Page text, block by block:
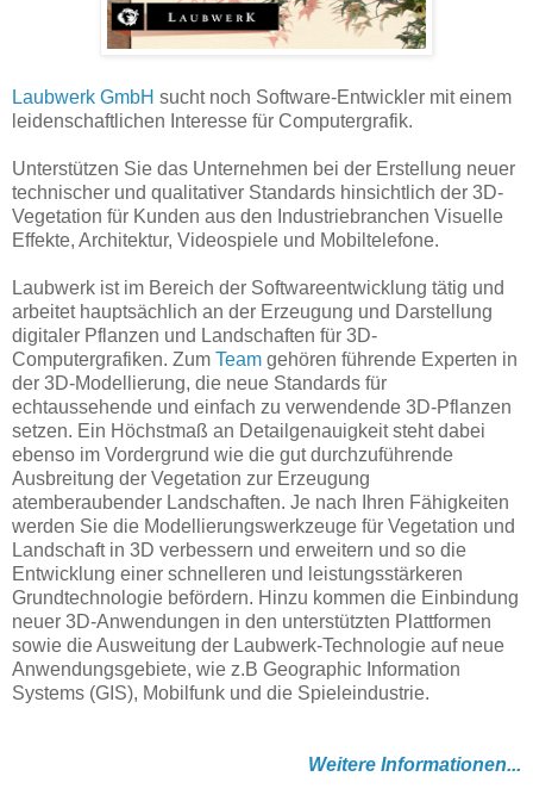
Laubwerk GmbH sucht noch Software-Entwickler mit einem
leidenschaftlichen Interesse für Computergrafik.
Unterstützen Sie das Unternehmen bei der Erstellung neuer
technischer und qualitativer Standards hinsichtlich der 3D-
Vegetation für Kunden aus den Industriebranchen Visuelle
Effekte, Architektur, Videospiele und Mobiltelefone.
Laubwerk ist im Bereich der Softwareentwicklung tätig und
arbeitet hauptsächlich an der Erzeugung und Darstellung
digitaler Pflanzen und Landschaften für 3D-
Computergrafiken. Zum Team gehören führende Experten in
der 3D-Modellierung, die neue Standards für
echtaussehende und einfach zu verwendende 3D-Pflanzen
setzen. Ein Höchstmaß an Detailgenauigkeit steht dabei
ebenso im Vordergrund wie die gut durchzuführende
Ausbreitung der Vegetation zur Erzeugung
atemberaubender Landschaften. Je nach Ihren Fähigkeiten
werden Sie die Modellierungswerkzeuge für Vegetation und
Landschaft in 3D verbessern und erweitern und so die
Entwicklung einer schnelleren und leistungsstärkeren
Grundtechnologie befördern. Hinzu kommen die Einbindung
neuer 3D-Anwendungen in den unterstützten Plattformen
sowie die Ausweitung der Laubwerk-Technologie auf neue
Anwendungsgebiete, wie z.B Geographic Information
Systems (GIS), Mobilfunk und die Spieleindustrie.
Weitere Informationen...